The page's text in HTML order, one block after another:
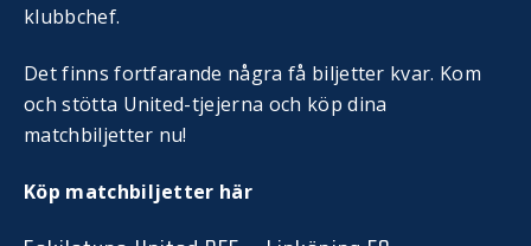
klubbchef.
Det finns fortfarande några få biljetter kvar. Kom
och stötta United-tjejerna och köp dina
matchbiljetter nu!
Köp matchbiljetter här